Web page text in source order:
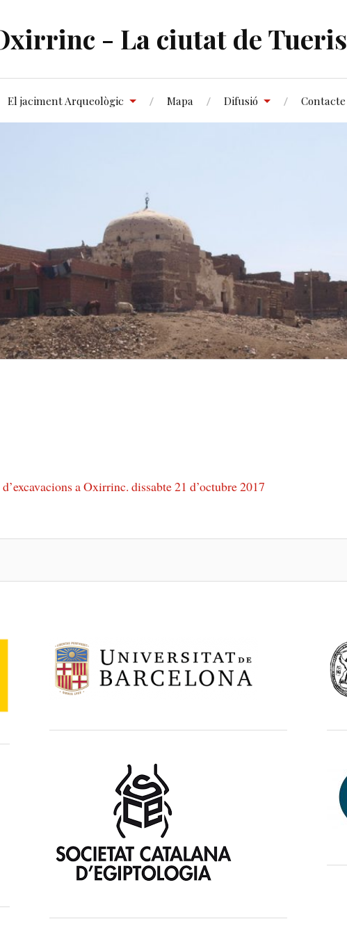
- La ciutat de Tueris
El jaciment Arqueològic Mapa Difusió Contacte
a Oxirrinc. dissabte 21 d’octubre 2017